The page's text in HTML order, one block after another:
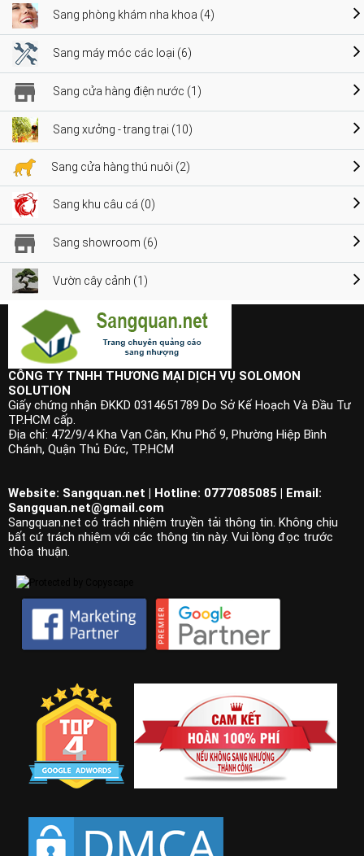
Sang phòng khám nha khoa (4)
Sang máy móc các loại (6)
Sang cửa hàng điện nước (1)
Sang xưởng - trang trại (10)
Sang cửa hàng thú nuôi (2)
Sang khu câu cá (0)
Sang showroom (6)
Vườn cây cảnh (1)
CÔNG TY TNHH THƯƠNG MẠI DỊCH VỤ SOLOMON
SOLUTION
Giấy chứng nhận ĐKKD 0314651789 Do Sở Kế Hoạch Và Đầu Tư
TP.HCM cấp.
Địa chỉ: 472/9/4 Kha Vạn Cân, Khu Phố 9, Phường Hiệp Bình
Chánh, Quận Thủ Đức, TP.HCM
Website: Sangquan.net | Hotline: 0777085085 | Email:
Sangquan.net@gmail.com
Sangquan.net có trách nhiệm truyền tải thông tin. Không chịu
bất cứ trách nhiệm với các thông tin này. Vui lòng đọc trước
thỏa thuận.